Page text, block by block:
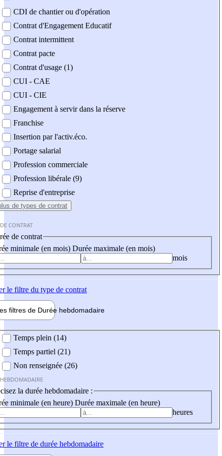
CDI de chantier ou d'opération
Contrat d'Engagement Educatif
Contrat intermittent
Contrat pacte
Contrat d'usage (1)
CUI - CAE
CUI - CIE
Engagement à servir dans la réserve
Franchise
Insertion par l'activ.éco.
Portage salarial
Profession commerciale
Profession libérale (9)
Reprise d'entreprise
de types de contrat
CONTRAT
de contrat
minimale (en mois) Durée maximale (en mois)
mois
le filtre du type de contrat
filtres de Durée hebdomadaire
Temps plein (14)
Temps partiel (21)
Non renseignée (26)
la durée hebdomadaire :
minimale (en heure) Durée maximale (en heure)
heures
le filtre de durée hebdomadaire